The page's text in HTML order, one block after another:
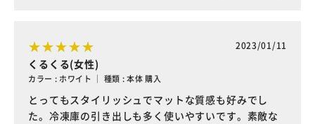
2023/01/11
くるくる(女性)
カラー : ホワイト ｜ 種類 : 本体 購入
とってもスタイリッシュでマットな質感も好みでし
た。冷凍庫の引き出しも多く使いやすいです。素敵な